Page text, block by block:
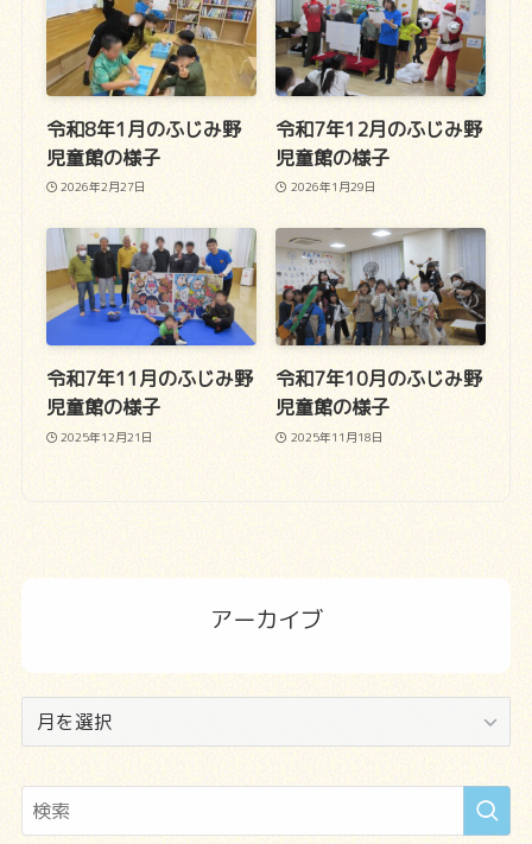
令和8年1月のふじみ野
児童館の様子
2026年2月27日
令和7年12月のふじみ野
児童館の様子
2026年1月29日
令和7年11月のふじみ野
児童館の様子
2025年12月21日
令和7年10月のふじみ野
児童館の様子
2025年11月18日
アーカイブ
ー
カ
イ
ブ